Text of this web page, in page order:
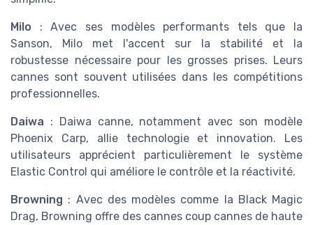
Milo : Avec ses modèles performants tels que la
Sanson, Milo met l'accent sur la stabilité et la
robustesse nécessaire pour les grosses prises. Leurs
cannes sont souvent utilisées dans les compétitions
professionnelles.
Daiwa : Daiwa canne, notamment avec son modèle
Phoenix Carp, allie technologie et innovation. Les
utilisateurs apprécient particulièrement le système
Elastic Control qui améliore le contrôle et la réactivité.
Browning : Avec des modèles comme la Black Magic
Drag, Browning offre des cannes coup cannes de haute